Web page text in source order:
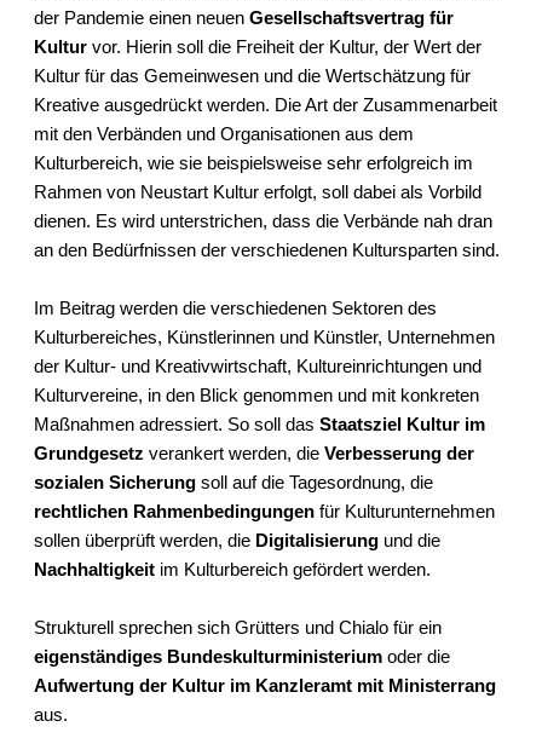
der Pandemie einen neuen Gesellschaftsvertrag für
Kultur vor. Hierin soll die Freiheit der Kultur, der Wert der
Kultur für das Gemeinwesen und die Wertschätzung für
Kreative ausgedrückt werden. Die Art der Zusammenarbeit
mit den Verbänden und Organisationen aus dem
Kulturbereich, wie sie beispielsweise sehr erfolgreich im
Rahmen von Neustart Kultur erfolgt, soll dabei als Vorbild
dienen. Es wird unterstrichen, dass die Verbände nah dran
an den Bedürfnissen der verschiedenen Kultursparten sind.
Im Beitrag werden die verschiedenen Sektoren des
Kulturbereiches, Künstlerinnen und Künstler, Unternehmen
der Kultur- und Kreativwirtschaft, Kultureinrichtungen und
Kulturvereine, in den Blick genommen und mit konkreten
Maßnahmen adressiert. So soll das Staatsziel Kultur im
Grundgesetz verankert werden, die Verbesserung der
sozialen Sicherung soll auf die Tagesordnung, die
rechtlichen Rahmenbedingungen für Kulturunternehmen
sollen überprüft werden, die Digitalisierung und die
Nachhaltigkeit im Kulturbereich gefördert werden.
Strukturell sprechen sich Grütters und Chialo für ein
eigenständiges Bundeskulturministerium oder die
Aufwertung der Kultur im Kanzleramt mit Ministerrang
aus.